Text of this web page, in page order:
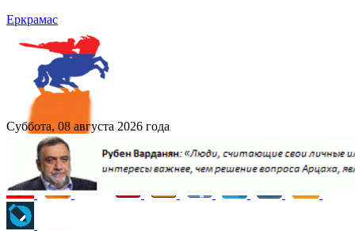
Еркрамас
Суббота, 08 августа 2026 года